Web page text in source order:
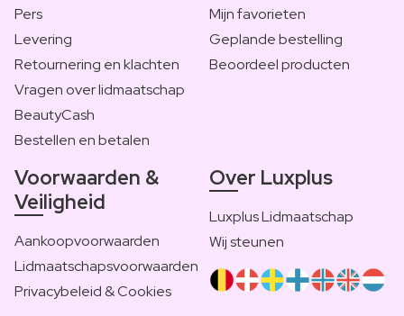
Pers
Levering
Retournering en klachten
Vragen over lidmaatschap
BeautyCash
Bestellen en betalen
Mijn favorieten
Geplande bestelling
Beoordeel producten
Voorwaarden &
Veiligheid
Aankoopvoorwaarden
Lidmaatschapsvoorwaarden
Privacybeleid & Cookies
Over Luxplus
Luxplus Lidmaatschap
Wij steunen